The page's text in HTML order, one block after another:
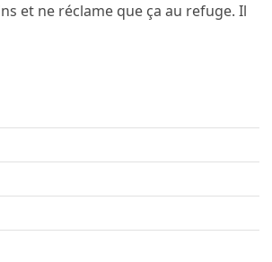
et ne réclame que ça au refuge. Il